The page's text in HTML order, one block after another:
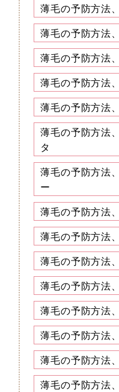
薄毛の予防方法
薄毛の予防方法
薄毛の予防方法
薄毛の予防方法
薄毛の予防方法
薄毛の予防方法
タ
薄毛の予防方法
ー
薄毛の予防方法
薄毛の予防方法
薄毛の予防方法
薄毛の予防方法
薄毛の予防方法
薄毛の予防方法
薄毛の予防方法
薄毛の予防方法